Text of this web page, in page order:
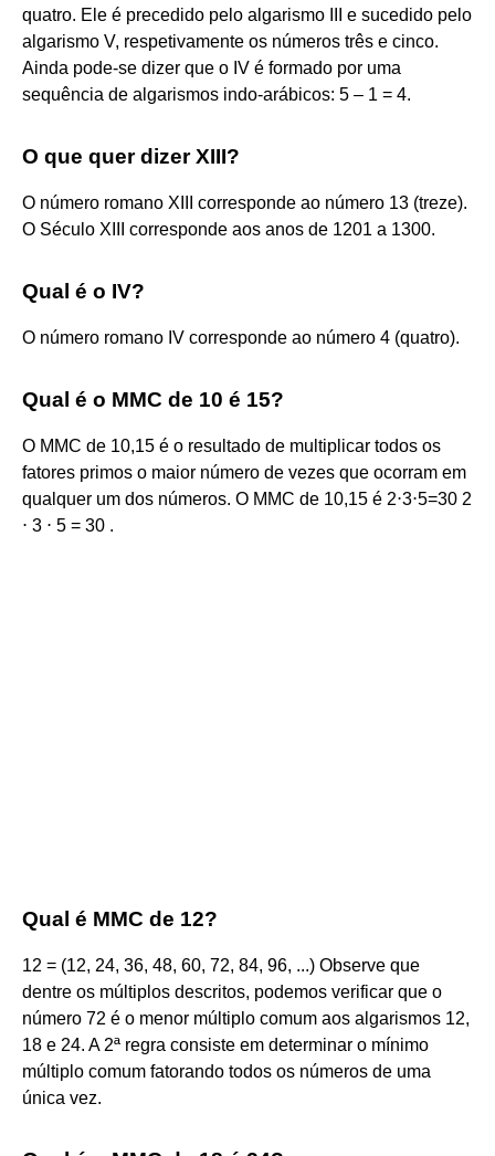
quatro. Ele é precedido pelo algarismo III e sucedido pelo
algarismo V, respetivamente os números três e cinco.
Ainda pode-se dizer que o IV é formado por uma
sequência de algarismos indo-arábicos: 5 – 1 = 4.
O que quer dizer XIII?
O número romano XIII corresponde ao número 13 (treze).
O Século XIII corresponde aos anos de 1201 a 1300.
Qual é o IV?
O número romano IV corresponde ao número 4 (quatro).
Qual é o MMC de 10 é 15?
O MMC de 10,15 é o resultado de multiplicar todos os
fatores primos o maior número de vezes que ocorram em
qualquer um dos números. O MMC de 10,15 é 2⋅3⋅5=30 2
⋅ 3 ⋅ 5 = 30 .
Qual é MMC de 12?
12 = (12, 24, 36, 48, 60, 72, 84, 96, ...) Observe que
dentre os múltiplos descritos, podemos verificar que o
número 72 é o menor múltiplo comum aos algarismos 12,
18 e 24. A 2ª regra consiste em determinar o mínimo
múltiplo comum fatorando todos os números de uma
única vez.